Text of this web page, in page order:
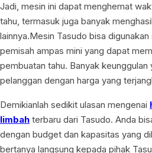
Jadi, mesin ini dapat menghemat
tahu, termasuk juga banyak
lainnya.Mesin Tasudo bisa
pemisah ampas mini yang dapat
pembuatan tahu. Banyak
pelanggan dengan harga yang
Demikianlah sedikit ulasan mengenai
limbah terbaru dari Tasudo. Anda
dengan budget dan kapasitas yang
bertanya langsung kepada pihak